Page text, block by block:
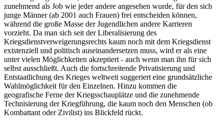
zunehmend als Job wie jeder andere angesehen wurde, für den sich
junge Männer (ab 2001 auch Frauen) frei entscheiden können,
während die große Masse der Jugendlichen andere Karrieren
vorzieht. Da man sich seit der Liberalisierung des
Kriegsdienstverweigerungsrechts kaum noch mit dem Kriegsdienst
existenziell und politisch auseinandersetzen muss, wird er als eine
unter vielen Möglichkeiten akzeptiert - auch wenn man ihn für sich
selbst ausschließt. Auch die fortschreitende Privatisierung und
Entstaatlichung des Krieges weltweit suggeriert eine grundsätzliche
Wahlmöglichkeit für den Einzelnen. Hinzu kommen die
geografische Ferne der Kriegsschauplätze und die zunehmende
Technisierung der Kriegführung, die kaum noch den Menschen (ob
Kombattant oder Zivilist) ins Blickfeld rückt.